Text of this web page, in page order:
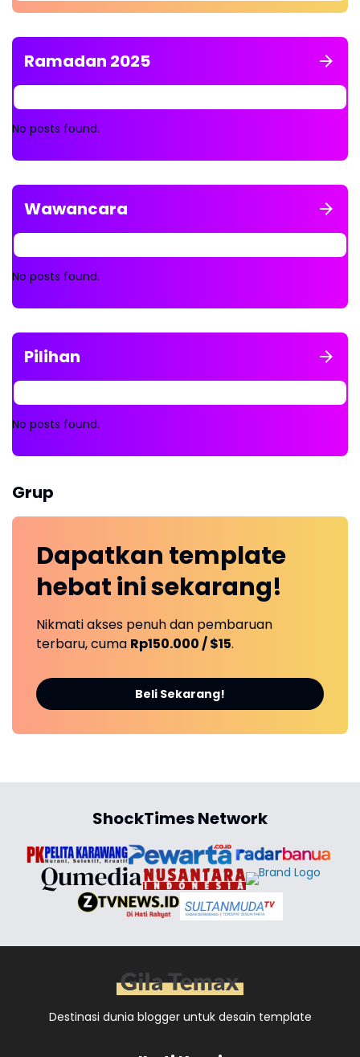
Ramadan 2025
No posts found.
Wawancara
No posts found.
Pilihan
No posts found.
Grup
Dapatkan template
hebat inisekarang!
Nikmati akses penuh dan pembaruan
terbaru, cuma Rp150.000 / $15.
Beli Sekarang!
ShockTimes Network
Destinasi dunia blogger untuk desain template